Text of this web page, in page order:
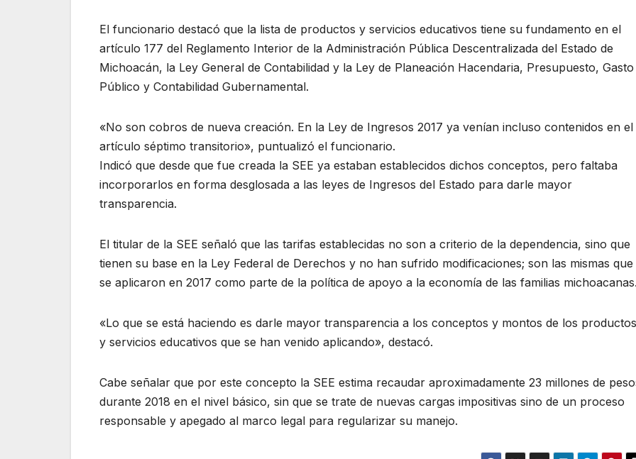
El funcionario destacó que la lista de productos y servicios educativos tiene su fundamento en el
artículo 177 del Reglamento Interior de la Administración Pública Descentralizada del Estado de
Michoacán, la Ley General de Contabilidad y la Ley de Planeación Hacendaria, Presupuesto, Gasto
Público y Contabilidad Gubernamental.
«No son cobros de nueva creación. En la Ley de Ingresos 2017 ya venían incluso contenidos en el
artículo séptimo transitorio», puntualizó el funcionario.
Indicó que desde que fue creada la SEE ya estaban establecidos dichos conceptos, pero faltaba
incorporarlos en forma desglosada a las leyes de Ingresos del Estado para darle mayor
transparencia.
El titular de la SEE señaló que las tarifas establecidas no son a criterio de la dependencia, sino que
tienen su base en la Ley Federal de Derechos y no han sufrido modificaciones; son las mismas que
se aplicaron en 2017 como parte de la política de apoyo a la economía de las familias
«Lo que se está haciendo es darle mayor transparencia a los conceptos y montos de los productos
y servicios educativos que se han venido aplicando», destacó.
Cabe señalar que por este concepto la SEE estima recaudar aproximadamente 23 millones de
durante 2018 en el nivel básico, sin que se trate de nuevas cargas impositivas sino de un proceso
responsable y apegado al marco legal para regularizar su manejo.